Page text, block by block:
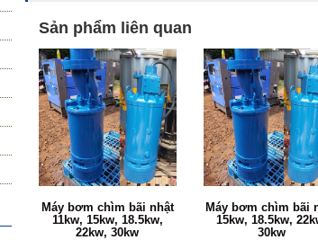
Sản phẩm liên quan
Máy bơm chìm bãi nhật
11kw, 15kw, 18.5kw,
22kw, 30kw
Máy bơm chìm bãi
15kw, 18.5kw,
30kw